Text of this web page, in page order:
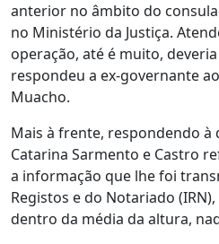
anterior no âmbito do
no Ministério da Justiça.
operação, até é muito,
respondeu a ex-governante
Muacho.
Mais à frente, respondendo à
Catarina Sarmento e Castro
a informação que lhe foi
Registos e do Notariado
dentro da média da altura,